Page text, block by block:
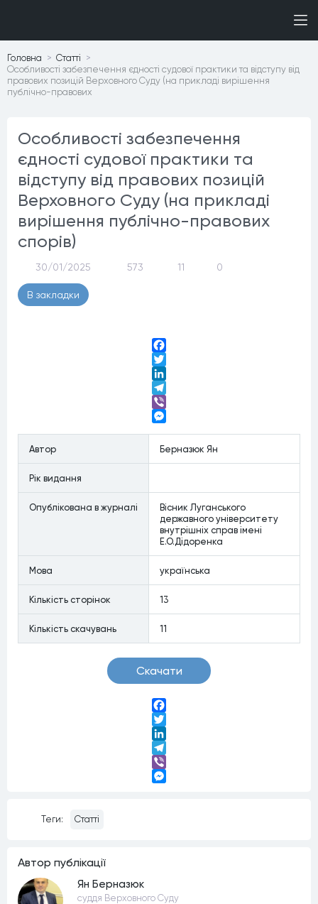
Головна
Статтi
Особливості забезпечення єдності судової практики та відступу від
правових позицій Верховного Суду (на прикладі вирішення
публічно-правових
Особливості забезпечення
єдності судової практики та
відступу від правових позицій
Верховного Суду (на прикладі
вирішення публічно-правових
спорів)
30/01/2025 573 11 0
В закладки
Facebook
Twitter
LinkedIn
Telegram
Viber
Автор
Берназюк Ян
Рiк видання
Опублiкована в журналi
Вісник Луганського
державного університету
внутрішніх справ імені
Е.О.Дідоренка
Мова українська
Кiлькiсть сторiнок 13
Кiлькiсть скачувань 11
Скачати
Facebook
Twitter
LinkedIn
Telegram
Viber
Теги: Статті
Автор публiкацiї
Ян Берназюк
суддя Верховного Суду